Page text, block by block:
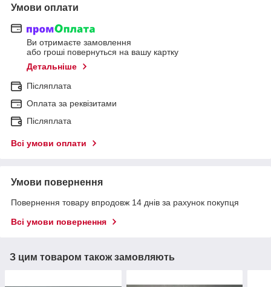
Умови оплати
Ви отримаєте замовлення
або гроші повернуться на вашу картку
Детальніше
Післяплата
Оплата за реквізитами
Післяплата
Всі умови оплати
Умови повернення
Повернення товару впродовж 14 днів за рахунок покупця
Всі умови повернення
З цим товаром також замовляють